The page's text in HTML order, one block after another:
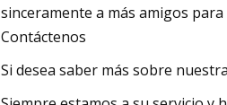
sinceramente a más amigos
Contáctenos
Si desea saber más sobre